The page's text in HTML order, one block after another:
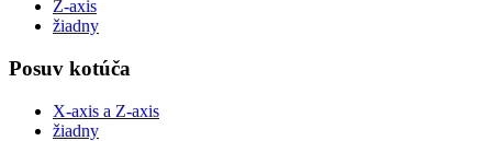
Z-axis
žiadny
Posuv kotúča
X-axis a Z-axis
žiadny